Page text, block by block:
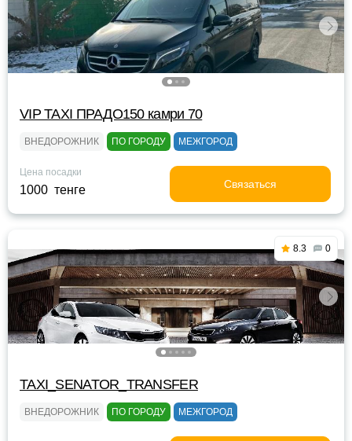
VIP TAXI ПРАДО150 камри 70
ВНЕДОРОЖНИК ПО ГОРОДУ МЕЖГОРОД
Цена посадки
1000 тенге Связаться
8.3 0
TAXI_SENATOR_TRANSFER
ВНЕДОРОЖНИК ПО ГОРОДУ МЕЖГОРОД